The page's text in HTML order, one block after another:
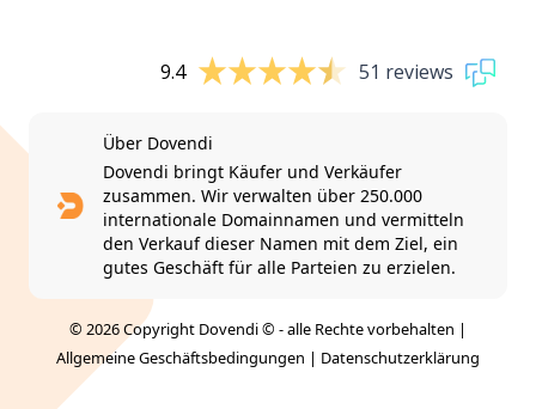
9.4 51 reviews
Über Dovendi
Dovendi bringt Käufer und Verkäufer
zusammen. Wir verwalten über 250.000
internationale Domainnamen und vermitteln
den Verkauf dieser Namen mit dem Ziel, ein
gutes Geschäft für alle Parteien zu erzielen.
© 2026 Copyright Dovendi © - alle Rechte vorbehalten |
Allgemeine Geschäftsbedingungen | Datenschutzerklärung